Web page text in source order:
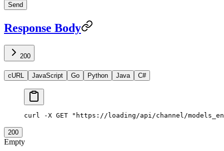
Send
Response Body
200
cURL JavaScript Go Python Java C#
curl -X GET "https://loading/api/channel/
200
Empty